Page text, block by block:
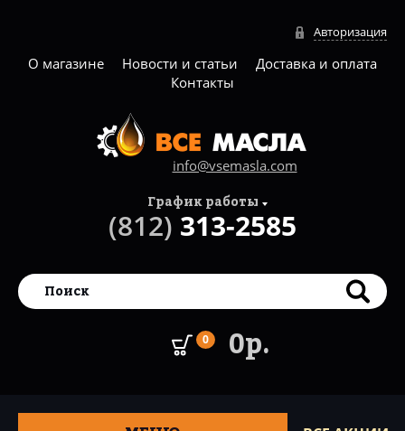
Авторизация
О магазине Новости и статьи
Доставка и оплата
Контакты
info@vsemasla.com
0 0р.
График работы
(812) 313-2585